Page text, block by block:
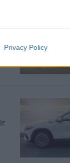
Privacy Policy